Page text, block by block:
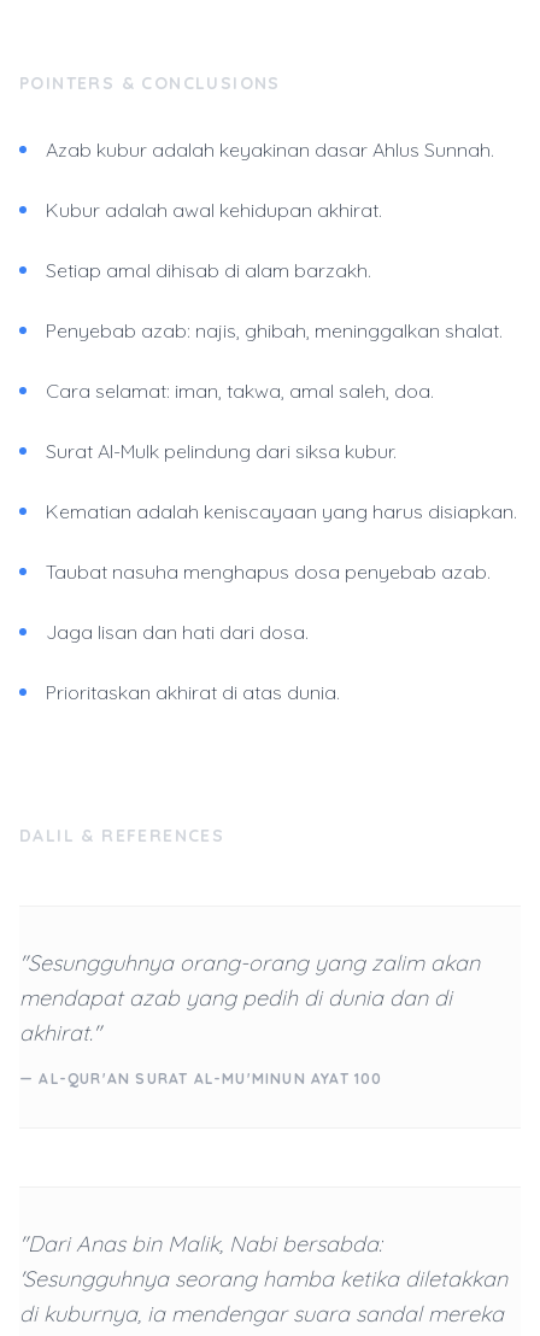
POINTERS & CONCLUSIONS
Azab kubur adalah keyakinan dasar Ahlus Sunnah.
Kubur adalah awal kehidupan akhirat.
Setiap amal dihisab di alam barzakh.
Penyebab azab: najis, ghibah, meninggalkan shalat.
Cara selamat: iman, takwa, amal saleh, doa.
Surat Al-Mulk pelindung dari siksa kubur.
Kematian adalah keniscayaan yang harus disiapkan.
Taubat nasuha menghapus dosa penyebab azab.
Jaga lisan dan hati dari dosa.
Prioritaskan akhirat di atas dunia.
DALIL & REFERENCES
"Sesungguhnya orang-orang yang zalim akan
mendapat azab yang pedih di dunia dan di
akhirat."
— AL-QUR'AN SURAT AL-MU'MINUN AYAT 100
"Dari Anas bin Malik, Nabi bersabda:
'Sesungguhnya seorang hamba ketika diletakkan
di kuburnya, ia mendengar suara sandal mereka